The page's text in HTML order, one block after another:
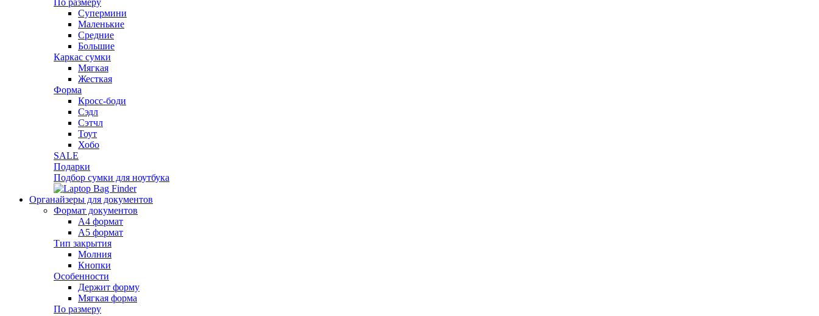
По размеру
Супермини
Маленькие
Средние
Большие
Каркас сумки
Мягкая
Жесткая
Форма
Кросс-боди
Сэдл
Сэтчл
Тоут
Хобо
SALE
Подарки
Подбор сумки для ноутбука
Органайзеры для документов
Формат документов
А4 формат
А5 формат
Тип закрытия
Молния
Кнопки
Особенности
Держит форму
Мягкая форма
По размеру